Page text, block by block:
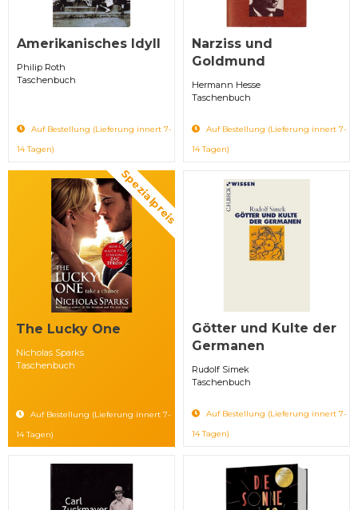
Amerikanisches Idyll
Philip Roth
Taschenbuch
Auf Bestellung (Lieferung innert 7-
14 Tagen)
Narziss und
Goldmund
Hermann Hesse
Taschenbuch
Auf Bestellung (Lieferung innert 7-
14 Tagen)
Spezialpreis
The Lucky One
Nicholas Sparks
Taschenbuch
Auf Bestellung (Lieferung innert 7-
14 Tagen)
Götter und Kulte der
Germanen
Rudolf Simek
Taschenbuch
Auf Bestellung (Lieferung innert 7-
14 Tagen)